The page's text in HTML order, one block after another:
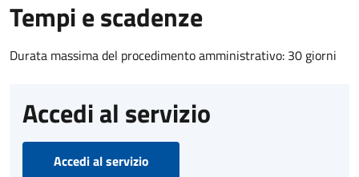
Tempi e scadenze
Durata massima del procedimento amministrativo: 30 giorni
Accedi al servizio
Accedi al servizio